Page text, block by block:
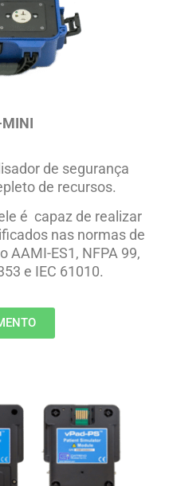
de segurança
de recursos.
é capaz de realizar
nas normas de
AAMI-ES1, NFPA 99,
e IEC 61010.